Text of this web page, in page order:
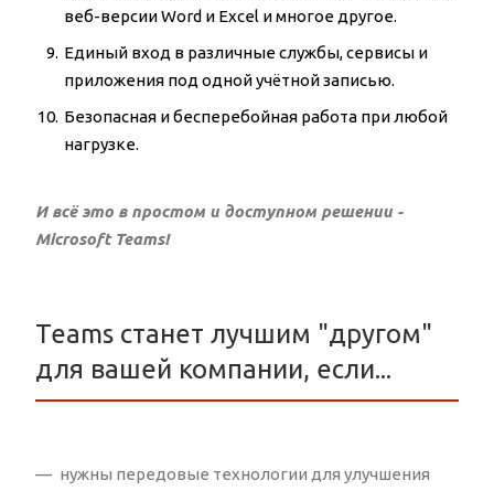
веб-версии Word и Excel и многое другое.
Единый вход в различные службы, сервисы и
приложения под одной учётной записью.
Безопасная и бесперебойная работа при любой
нагрузке.
И всё это в простом и доступном решении -
Microsoft Teams!
Teams станет лучшим "другом"
для вашей компании, если...
нужны передовые технологии для улучшения